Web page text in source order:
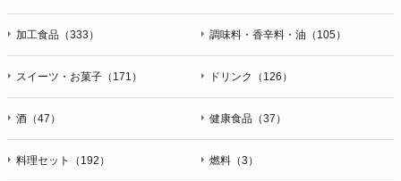
加工食品（333） 調味料・香辛料・油（105）
スイーツ・お菓子（171） ドリンク（126）
酒（47） 健康食品（37）
料理セット（192） 燃料（3）